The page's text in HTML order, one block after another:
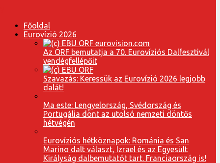
Főoldal
Eurovízió 2026
Az ORF bemutatja a 70. Eurovíziós Dalfesztivál
vendégfellépőit
Szavazás: Keressük az Eurovízió 2026 legjobb
dalát!
Ma este: Lengyelország, Svédország és
Portugália dönt az utolsó nemzeti döntős
hétvégén
Eurovíziós hétköznapok: Románia és San
Marino dalt választ, Izrael és az Egyesült
Királyság dalbemutatót tart. Franciaország is!